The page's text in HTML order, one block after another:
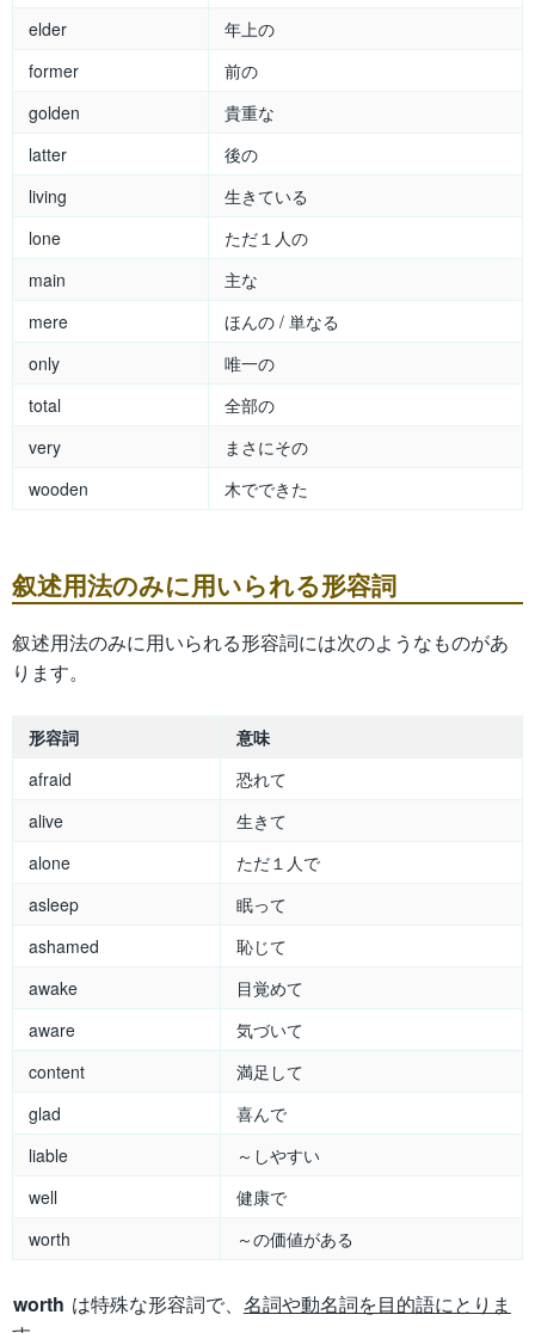
elder
年上の
former
前の
golden
貴重な
latter
後の
living
生きている
lone
ただ１人の
main
主な
mere
ほんの / 単なる
only
唯一の
total
全部の
very
まさにその
wooden
木でできた
叙述用法のみに用いられる形容詞
叙述用法のみに用いられる形容詞には次のようなものがあ
ります。
形容詞
意味
afraid
恐れて
alive
生きて
alone
ただ１人で
asleep
眠って
ashamed
恥じて
awake
目覚めて
aware
気づいて
content
満足して
glad
喜んで
liable
～しやすい
well
健康で
worth
～の価値がある
worth は特殊な形容詞で、 名詞や動名詞を目的語にとりま